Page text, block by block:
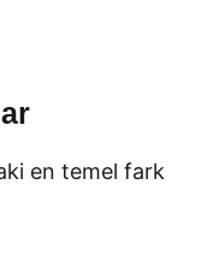
en temel fark